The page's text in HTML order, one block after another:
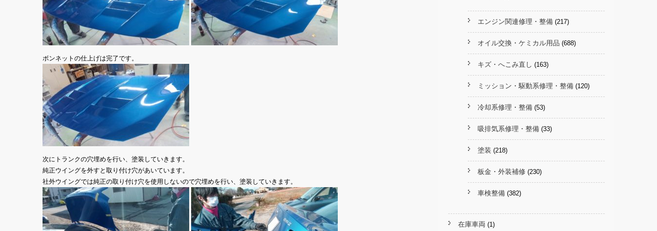
ボンネットの仕上げは完了です。
次にトランクの穴埋めを行い、塗装していきます。
純正ウイングを外すと取り付け穴があいています。
社外ウイングでは純正の取り付け穴を使用しないので穴埋めを行い、塗装していきます。
エンジン関連修理・整備 (217)
オイル交換・ケミカル用品 (688)
キズ・へこみ直し (163)
ミッション・駆動系修理・整備 (120)
冷却系修理・整備 (53)
吸排気系修理・整備 (33)
塗装 (218)
板金・外装補修 (230)
車検整備 (382)
在庫車両 (1)